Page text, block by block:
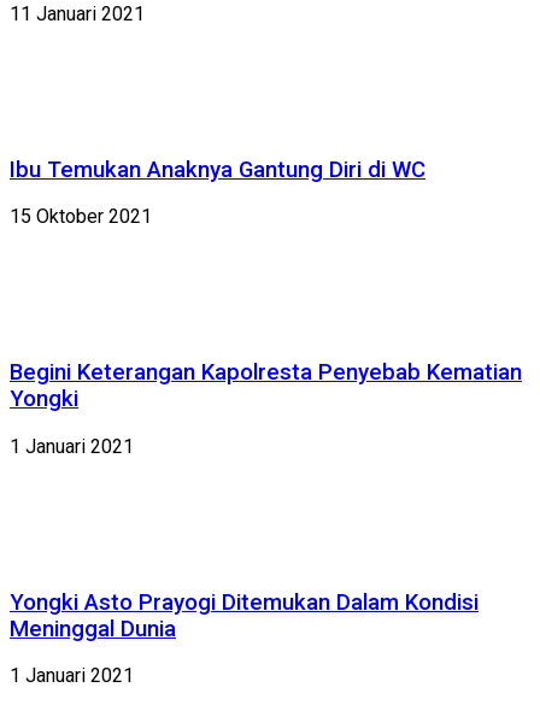
11 Januari 2021
Ibu Temukan Anaknya Gantung Diri di WC
15 Oktober 2021
Begini Keterangan Kapolresta Penyebab Kematian
Yongki
1 Januari 2021
Yongki Asto Prayogi Ditemukan Dalam Kondisi
Meninggal Dunia
1 Januari 2021